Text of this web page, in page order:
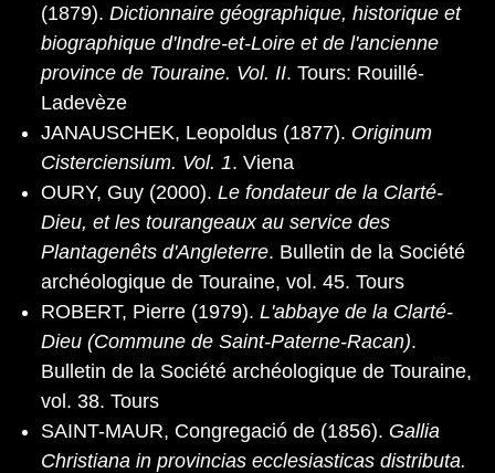
(1879). Dictionnaire géographique, historique et
biographique d'Indre-et-Loire et de l'ancienne
province de Touraine. Vol. II. Tours: Rouillé-
Ladevèze
JANAUSCHEK, Leopoldus (1877). Originum
Cisterciensium. Vol. 1. Viena
OURY, Guy (2000). Le fondateur de la Clarté-
Dieu, et les tourangeaux au service des
Plantagenêts d'Angleterre. Bulletin de la Société
archéologique de Touraine, vol. 45. Tours
ROBERT, Pierre (1979). L'abbaye de la Clarté-
Dieu (Commune de Saint-Paterne-Racan).
Bulletin de la Société archéologique de Touraine,
vol. 38. Tours
SAINT-MAUR, Congregació de (1856). Gallia
Christiana in provincias ecclesiasticas distributa.